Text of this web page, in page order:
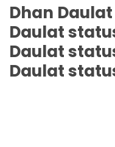
Dhan Daulat
Daulat
Daulat
Daulat